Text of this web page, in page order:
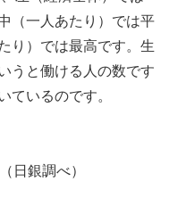
（一人あたり）では平
り）では最高です。生
うと働ける人の数です
ているのです。
日銀調べ）